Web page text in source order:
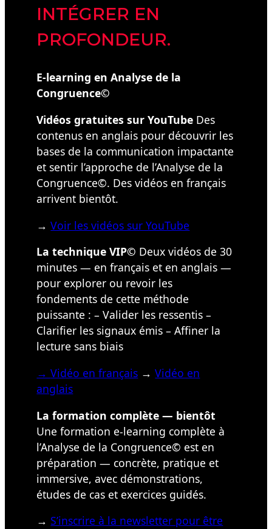
INTÉGRER EN
PROFONDEUR.
E-learning en Analyse de la
Congruence©
Vidéos gratuites sur YouTube Des
contenus en anglais pour découvrir les
bases de la communication impactante
et sentir l’approche de l’Analyse de la
Congruence©. Des vidéos en français
arrivent bientôt.
→Voir les vidéos sur YouTube
La technique VIP© Deux vidéos de 30
minutes — en français et en anglais —
pour explorer ou revoir les
fondements de cette méthode
puissante : – Valider les ressentis –
Clarifier les signaux émis – Affiner la
lecture sans biais
→Vidéo en français →Vidéo en
anglais
La formation complète — bientôt
Une formation e-learning complète à
l’Analyse de la Congruence© est en
préparation — concrète, pratique et
immersive, avec démonstrations,
études de cas et exercices guidés.
→ S’inscrire à la newsletter pour être